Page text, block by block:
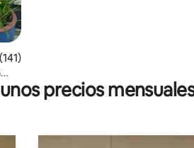
promedio: 4.89 de 5; 141
precios